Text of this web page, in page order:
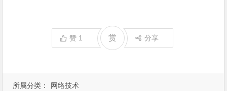
所属分类： 网络技术
赞 1 赏 分享